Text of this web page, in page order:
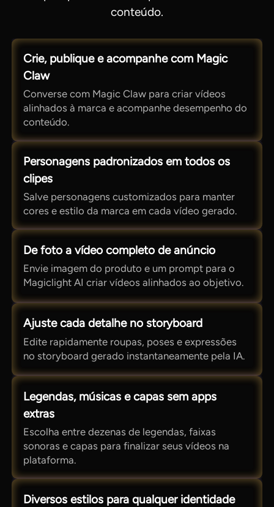
conteúdo.
Crie, publique e acompanhe com Magic
Claw
Converse com Magic Claw para criar vídeos
alinhados à marca e acompanhe desempenho do
conteúdo.
Personagens padronizados em todos os
clipes
Salve personagens customizados para manter
cores e estilo da marca em cada vídeo gerado.
De foto a vídeo completo de anúncio
Envie imagem do produto e um prompt para o
Magiclight AI criar vídeos alinhados ao objetivo.
Ajuste cada detalhe no storyboard
Edite rapidamente roupas, poses e expressões
no storyboard gerado instantaneamente pela IA.
Legendas, músicas e capas sem apps
extras
Escolha entre dezenas de legendas, faixas
sonoras e capas para finalizar seus vídeos na
plataforma.
Diversos estilos para qualquer identidade